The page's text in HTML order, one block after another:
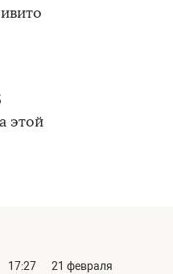
этой
17:27
21 февраля